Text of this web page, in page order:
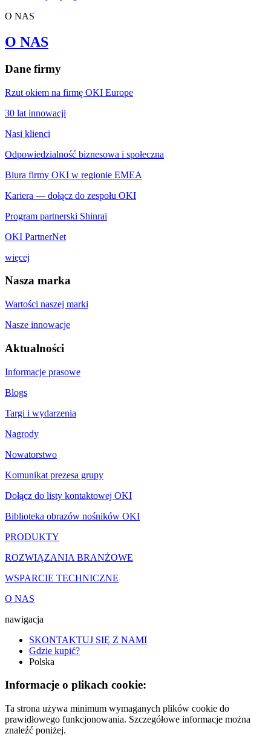
O NAS
O NAS
Dane firmy
Rzut okiem na firmę OKI Europe
30 lat innowacji
Nasi klienci
Odpowiedzialność biznesowa i społeczna
Biura firmy OKI w regionie EMEA
Kariera — dołącz do zespołu OKI
Program partnerski Shinrai
OKI PartnerNet
więcej
Nasza marka
Wartości naszej marki
Nasze innowacje
Aktualności
Informacje prasowe
Blogs
Targi i wydarzenia
Nagrody
Nowatorstwo
Komunikat prezesa grupy
Dołącz do listy kontaktowej OKI
Biblioteka obrazów nośników OKI
PRODUKTY
ROZWIĄZANIA BRANŻOWE
WSPARCIE TECHNICZNE
O NAS
nawigacja
SKONTAKTUJ SIĘ Z NAMI
Gdzie kupić?
Polska
Informacje o plikach cookie:
Ta strona używa minimum wymaganych plików cookie do
prawidłowego funkcjonowania. Szczegółowe informacje można
znaleźć poniżej.